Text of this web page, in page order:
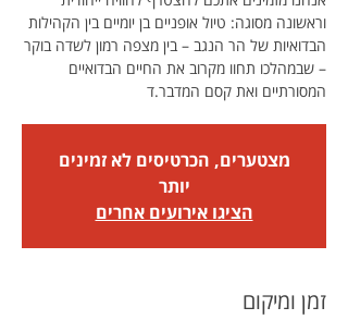
וראשונה מסוגה: טיול אופניים בן יומיים בין הקהילות
הבדואיות של הר הנגב – בין מצפה רמון לשדה בוקר
– שבמהלכו תחוו מקרוב את החיים הבדואיים
המסורתיים ואת קסם המדבר.ד
מצטערים, הכרטיסים לא זמינים
יותר
הציגו אירועים אחרים
זמן ומיקום